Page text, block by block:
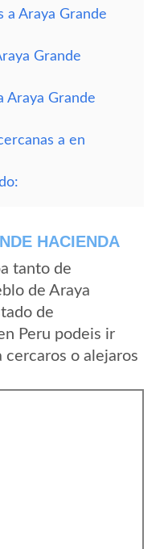
a Araya Grande
Grande
Araya Grande
a en
HACIENDA
tanto de
de Araya
de
Peru podeis ir
cercaros o alejaros